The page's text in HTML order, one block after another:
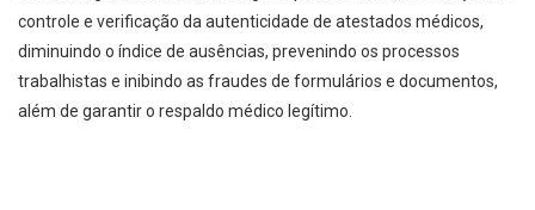
controle e verificação da autenticidade de atestados médicos,
diminuindo o índice de ausências, prevenindo os processos
trabalhistas e inibindo as fraudes de formulários e documentos,
além de garantir o respaldo médico legítimo.